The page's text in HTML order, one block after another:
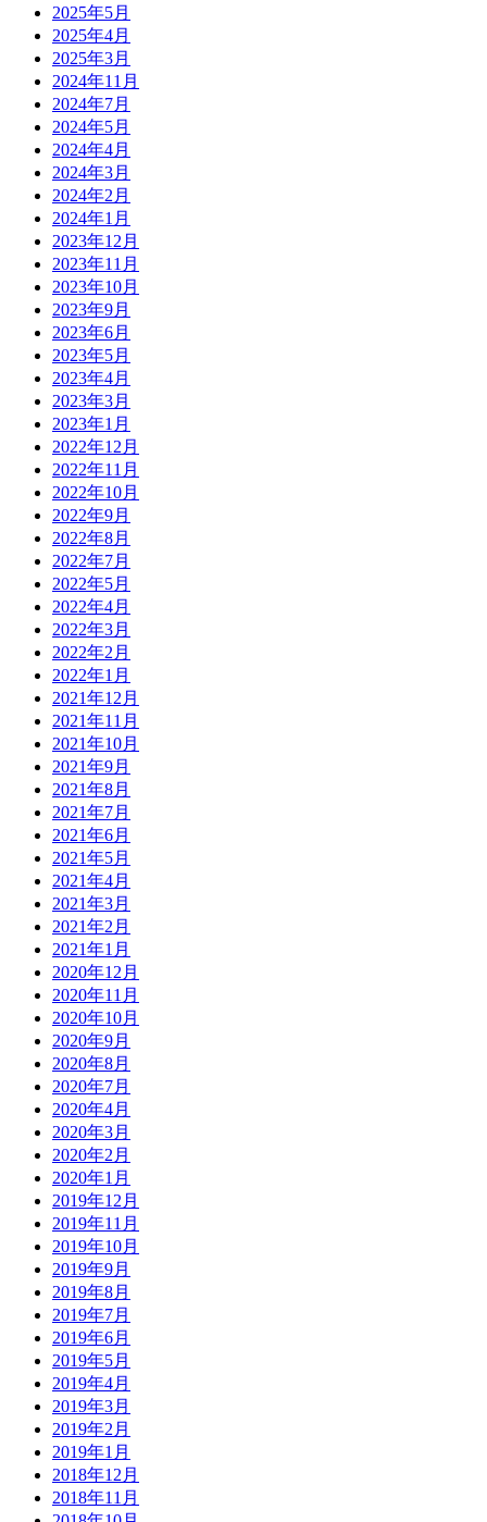
2025年5月
2025年4月
2025年3月
2024年11月
2024年7月
2024年5月
2024年4月
2024年3月
2024年2月
2024年1月
2023年12月
2023年11月
2023年10月
2023年9月
2023年6月
2023年5月
2023年4月
2023年3月
2023年1月
2022年12月
2022年11月
2022年10月
2022年9月
2022年8月
2022年7月
2022年5月
2022年4月
2022年3月
2022年2月
2022年1月
2021年12月
2021年11月
2021年10月
2021年9月
2021年8月
2021年7月
2021年6月
2021年5月
2021年4月
2021年3月
2021年2月
2021年1月
2020年12月
2020年11月
2020年10月
2020年9月
2020年8月
2020年7月
2020年4月
2020年3月
2020年2月
2020年1月
2019年12月
2019年11月
2019年10月
2019年9月
2019年8月
2019年7月
2019年6月
2019年5月
2019年4月
2019年3月
2019年2月
2019年1月
2018年12月
2018年11月